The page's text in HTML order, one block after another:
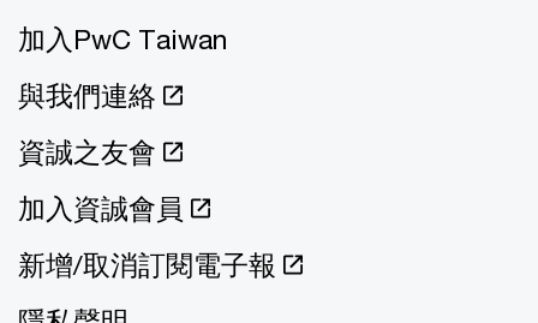
加入PwC Taiwan
與我們連絡
資誠之友會
加入資誠會員
新增/取消訂閱電子報